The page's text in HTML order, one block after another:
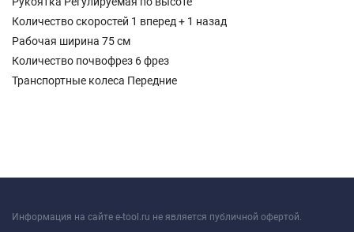
Количество скоростей 1 вперед + 1 назад
Рабочая ширина 75 см
Количество почвофрез 6 фрез
Транспортные колеса Передние
Информация на сайте e-tool.ru не является публичной офертой.